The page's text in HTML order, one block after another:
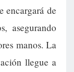
encargará de
asegurando
manos. La
llegue a